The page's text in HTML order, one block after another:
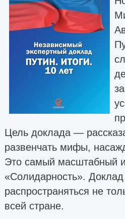
Цель доклада —
развенчать мифы,
Это самый масштабный
«Солидарность».
распространяться не
всей стране.